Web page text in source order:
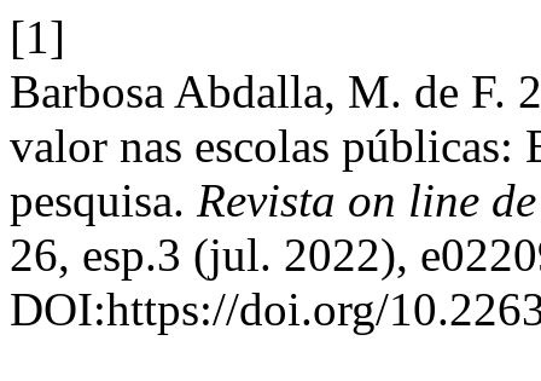
[1]
Barbosa Abdalla, M. de F.
valor nas escolas públicas:
pesquisa. Revista on line
26, esp.3 (jul. 2022),
DOI:https://doi.org/